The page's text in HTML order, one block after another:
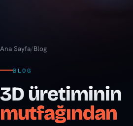
Ana Sayfa/Blog
BLOG
3D üretiminin
mutfağından